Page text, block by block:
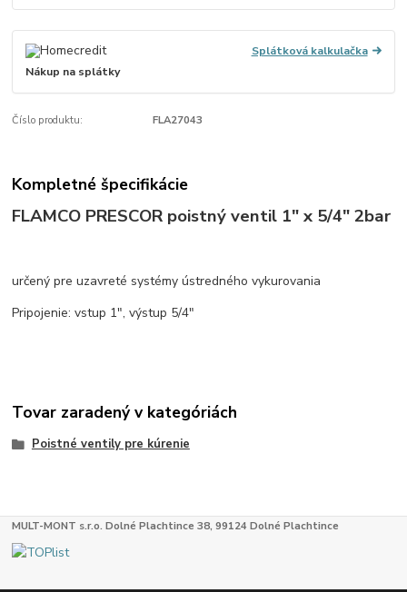
Splátková kalkulačka
Nákup na splátky
Číslo produktu: FLA27043
Kompletné špecifikácie
FLAMCO PRESCOR poistný ventil 1" x 5/4" 2bar
určený pre uzavreté systémy ústredného vykurovania
Pripojenie: vstup 1", výstup 5/4"
Tovar zaradený v kategóriách
Poistné ventily pre kúrenie
MULT-MONT s.r.o. Dolné Plachtince 38, 99124 Dolné Plachtince